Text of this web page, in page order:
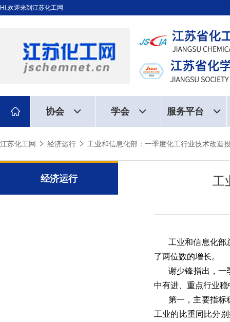
Hi,欢迎来到江苏化工网
协会 学会 服务平台
江苏化工网 经济运行 工业和信息化部：一季度化工行业技术改造
经济运行 工
工业和信息化部
了两位数的增长。
谢少锋指出，一
中有进、重点行业
第一，主要指标
工业的比重同比分